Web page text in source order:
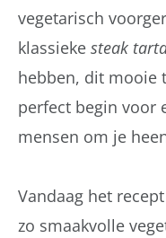
vegetarisch
klassieke steak
hebben, dit mooie
perfect begin voor
mensen om je
Vandaag het
zo smaakvolle